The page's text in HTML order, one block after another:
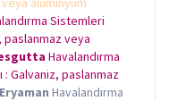
Sistemleri
paslanmaz veya
Havalandırma
Galvaniz, paslanmaz
Havalandırma